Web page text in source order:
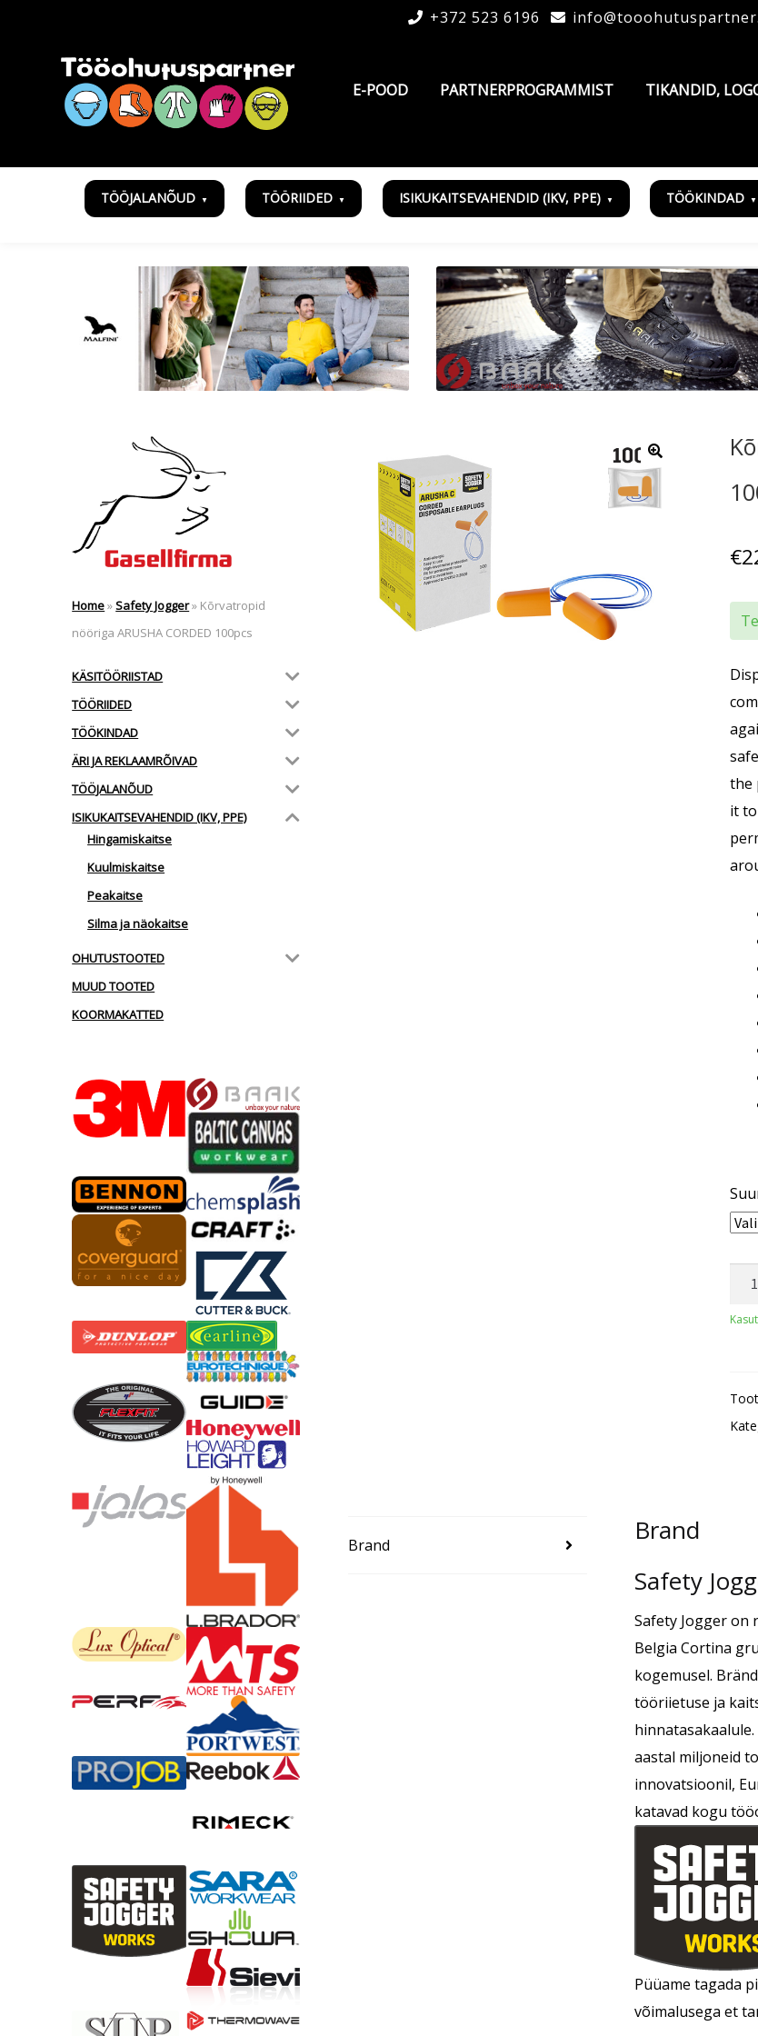
+372 523 6196
E-POOD PARTNERPROGRAMMIST TIKANDID,
TÖÖJALANÕUD TÖÖRIIDED ISIKUKAITSEVAHENDID (IKV, PPE) TÖÖKINDAD
€
the
it
Brand
Brand
Safety
Safety Jogger on
Belgia Cortina
kogemusel.
tööriietuse ja
aastal miljoneid
innovatsioonil,
katavad kogu
Püüame tagada
võimalusega et
Home»Safety Jogger» Kõrvatropid
nööriga ARUSHA CORDED 100pcs
KÄSITÖÖRIISTAD
TÖÖRIIDED
TÖÖKINDAD
ÄRI JA REKLAAMRÕIVAD
TÖÖJALANÕUD
ISIKUKAITSEVAHENDID (IKV, PPE)
Hingamiskaitse
Kuulmiskaitse
Peakaitse
Silma ja näokaitse
OHUTUSTOOTED
MUUD TOOTED
KOORMAKATTED